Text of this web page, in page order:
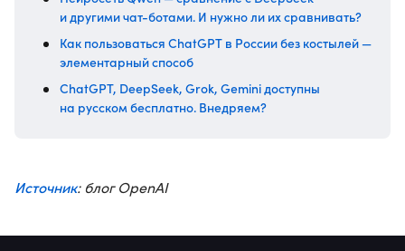
и другими чат-ботами. И нужно ли их сравнивать?
Как пользоваться ChatGPT в России без костылей —
элементарный способ
ChatGPT, DeepSeek, Grok, Gemini доступны
на русском бесплатно. Внедряем?
Источник: блог OpenAI